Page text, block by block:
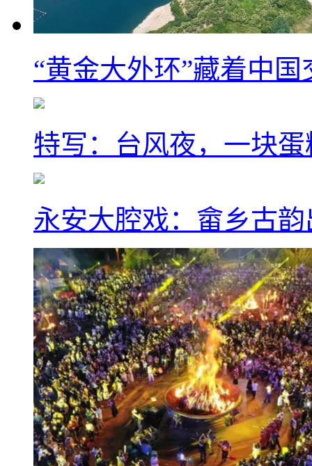
“黄金大外环”藏着中
特写：台风夜，一块
永安大腔戏：畲乡古